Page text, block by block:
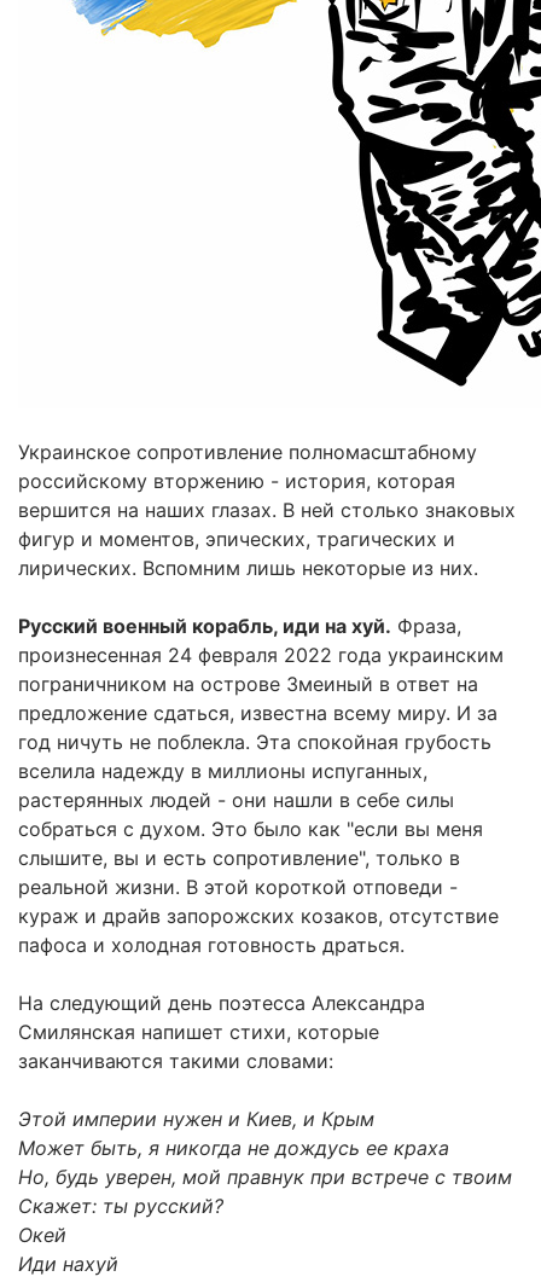
Украинское сопротивление полномасштабному
российскому вторжению - история, которая
вершится на наших глазах. В ней столько знаковых
фигур и моментов, эпических, трагических и
лирических. Вспомним лишь некоторые из них.
Русский военный корабль, иди на хуй. Фраза,
произнесенная 24 февраля 2022 года украинским
пограничником на острове Змеиный в ответ на
предложение сдаться, известна всему миру. И за
год ничуть не поблекла. Эта спокойная грубость
вселила надежду в миллионы испуганных,
растерянных людей - они нашли в себе силы
собраться с духом. Это было как "если вы меня
слышите, вы и есть сопротивление", только в
реальной жизни. В этой короткой отповеди -
кураж и драйв запорожских козаков, отсутствие
пафоса и холодная готовность драться.
На следующий день поэтесса Александра
Смилянская напишет стихи, которые
заканчиваются такими словами:
Этой империи нужен и Киев, и Крым
Может быть, я никогда не дождусь ее краха
Но, будь уверен, мой правнук при встрече с твоим
Скажет: ты русский?
Окей
Иди нахуй